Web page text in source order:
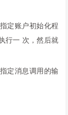
定账户初始化程
行一 次，然后就
定消息调用的输